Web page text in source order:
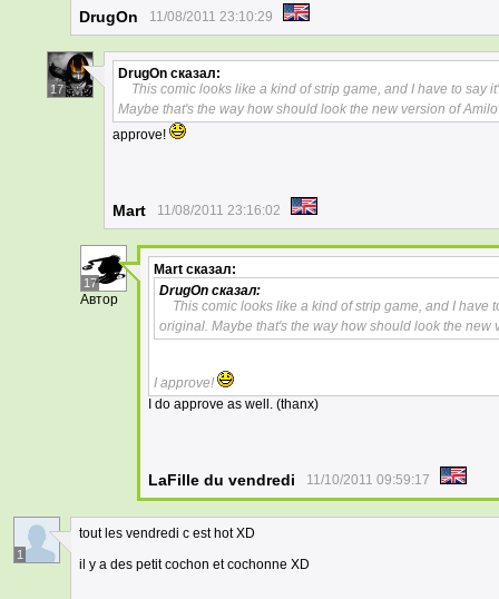
DrugOn 11/08/2011 23:10:29
17
DrugOn сказал:
This comic looks like a kind of strip game, and I have to
Maybe that's the way how should look the new version of
approve!
Mart 11/08/2011 23:16:02
17
Автор
Mart сказал:
DrugOn сказал:
This comic looks like a kind of strip game, and I
original. Maybe that's the way how should look the
I approve!
I do approve as well. (thanx)
LaFille du vendredi 11/10/2011 09:59:17
1
tout les vendredi c est hot XD
il y a des petit cochon et cochonne XD